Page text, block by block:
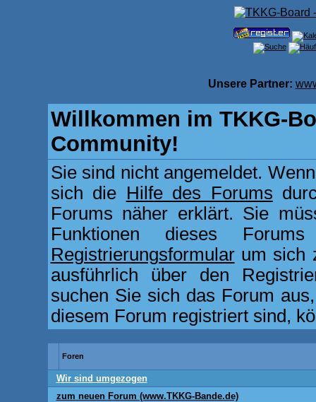
Unsere Partner:
Willkommen im TKKG-
Community!
Sie sind nicht angemeldet.
sich die Hilfe des Forums
Forums näher erklärt. Sie
Funktionen dieses
Registrierungsformularum sich
ausführlich über den
suchen Sie sich das Forum
diesem Forum registriert sind,
Foren
Wir sind umgezogen
zum neuen Forum (www.TKKG-Bande.de)